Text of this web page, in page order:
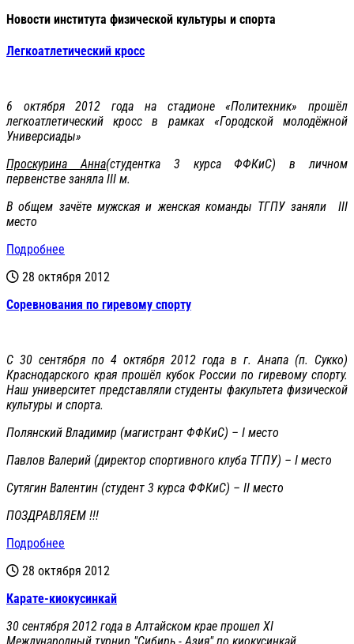
Новости института физической культуры и спорта
Легкоатлетический кросс
6 октября 2012 года на стадионе «Политехник» прошёл
легкоатлетический кросс в рамках «Городской молодёжной
Универсиады»
Проскурина Анна(студентка 3 курса ФФКиС) в личном
первенстве заняла III м.
В общем зачёте мужская и женская команды ТГПУ заняли III
место
Подробнее
28 октября 2012
Соревнования по гиревому спорту
С 30 сентября по 4 октября 2012 года в г. Анапа (п. Сукко)
Краснодарского края прошёл кубок России по гиревому спорту.
Наш университет представляли студенты факультета физической
культуры и спорта.
Полянский Владимир (магистрант ФФКиС) – I место
Павлов Валерий (директор спортивного клуба ТГПУ) – I место
Сутягин Валентин (студент 3 курса ФФКиС) – II место
ПОЗДРАВЛЯЕМ !!!
Подробнее
28 октября 2012
Карате-киокусинкай
30 сентября 2012 года в Алтайском крае прошел XI